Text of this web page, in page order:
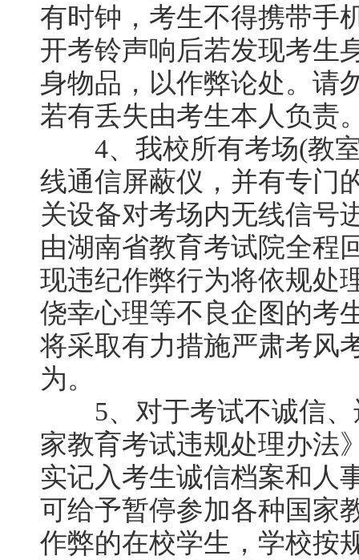
有时钟，考生不得携带手
开考铃声响后若发现考生
身物品，以作弊论处。请
若有丢失由考生本人负责
4、我校所有考场(教室
线通信屏蔽仪，并有专门
关设备对考场内无线信号
由湖南省教育考试院全程
现违纪作弊行为将依规处
侥幸心理等不良企图的考
将采取有力措施严肃考风
为。
5、对于考试不诚信、
家教育考试违规处理办法
实记入考生诚信档案和人
可给予暂停参加各种国家
作弊的在校学生，学校按